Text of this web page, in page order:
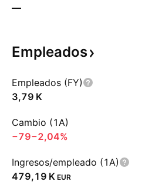
—
Empleados
Empleados (FY)
‪3,79 K‬
Cambio (1A)
−79−2,04%
Ingresos/empleado (1A)
‪479,19 K‬ EUR